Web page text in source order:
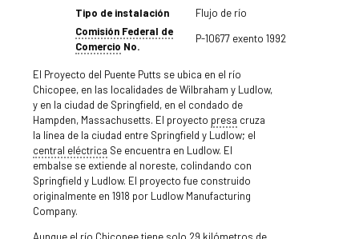
Tipo de instalación
Flujo de río
Comisión Federal de
Comercio No.
P-10677 exento 1992
El Proyecto del Puente Putts se ubica en el río
Chicopee, en las localidades de Wilbraham y Ludlow,
y en la ciudad de Springfield, en el condado de
Hampden, Massachusetts. El proyecto presa cruza
la línea de la ciudad entre Springfield y Ludlow; el
central eléctrica Se encuentra en Ludlow. El
embalse se extiende al noreste, colindando con
Springfield y Ludlow. El proyecto fue construido
originalmente en 1918 por Ludlow Manufacturing
Company.
Aunque el río Chicopee tiene solo 29 kilómetros de